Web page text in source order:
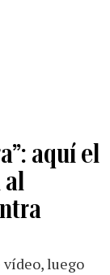
aquí el
al
luego